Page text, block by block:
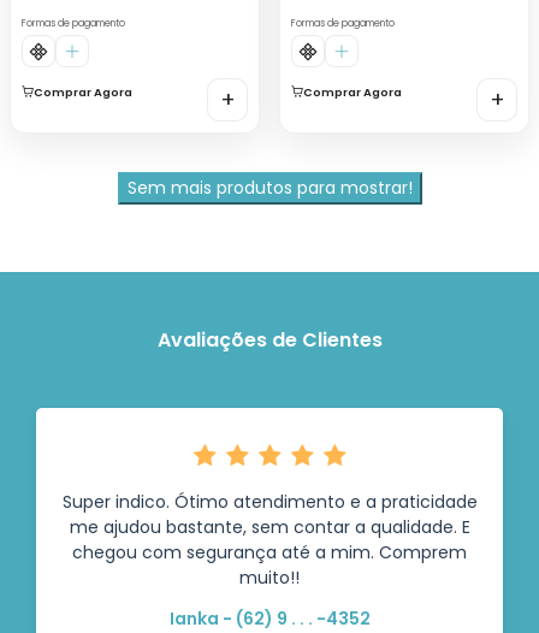
Formas de pagamento
Comprar Agora +
Formas de pagamento
Comprar Agora +
Sem mais produtos para mostrar!
Avaliações de Clientes
Super indico. Ótimo atendimento e a praticidade
me ajudou bastante, sem contar a qualidade. E
chegou com segurança até a mim. Comprem
muito!!
Ianka - (62) 9 . . . -4352